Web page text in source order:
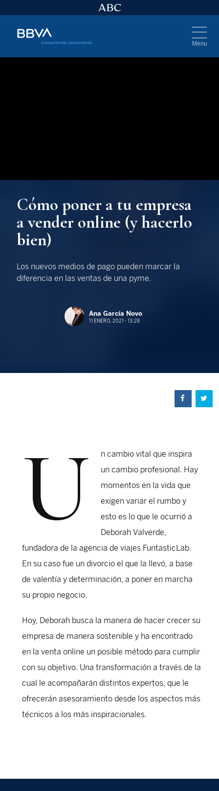
Menu
Cómo poner a tu empresa
a vender online (y hacerlo
bien)
Los nuevos medios de pago pueden marcar la
diferencia en las ventas de una pyme.
Ana García Novo
11 ENERO, 2021 - 13:28
U
n cambio vital que inspira
un cambio profesional. Hay
momentos en la vida que
exigen variar el rumbo y
esto es lo que le ocurrió a
Deborah Valverde,
fundadora de la agencia de viajes FuntasticLab.
En su caso fue un divorcio el que la llevó, a base
de valentía y determinación, a poner en marcha
su propio negocio.
Hoy, Deborah busca la manera de hacer crecer su
empresa de manera sostenible y ha encontrado
en la venta online un posible método para cumplir
con su objetivo. Una transformación a través de la
cual le acompañarán distintos expertos, que le
ofrecerán asesoramiento desde los aspectos más
técnicos a los más inspiracionales.